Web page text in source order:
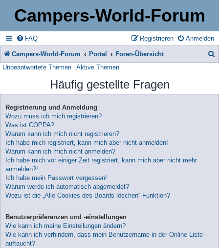
Campers-World-Forum
FAQ Anmelden
Registrieren
Campers-World-Forum Portal Foren-Übersicht
h
Unbeantwortete Themen Aktive Themen
Häufig gestellte Fragen
Registrierung und Anmeldung
Wozu muss ich mich registrieren?
Was ist COPPA?
Warum kann ich mich nicht registrieren?
Ich habe mich registriert, kann mich aber nicht anmelden!
Warum kann ich mich nicht anmelden?
Ich habe mich vor einiger Zeit registriert, kann mich aber nicht mehr
anmelden?!
Ich habe mein Passwort vergessen!
Warum werde ich automatisch abgemeldet?
Wozu ist die „Alle Cookies des Boards löschen“-Funktion?
Benutzerpräferenzen und -einstellungen
Wie kann ich meine Einstellungen ändern?
Wie kann ich verhindern, dass mein Benutzername in der Online-Liste
auftaucht?